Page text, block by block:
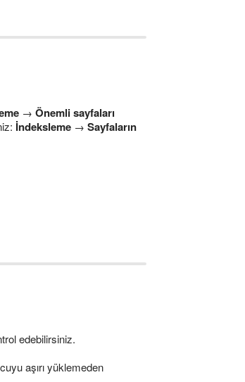
→ Önemli sayfaları
İndeksleme → Sayfaların
edebilirsiniz.
aşırı yüklemeden